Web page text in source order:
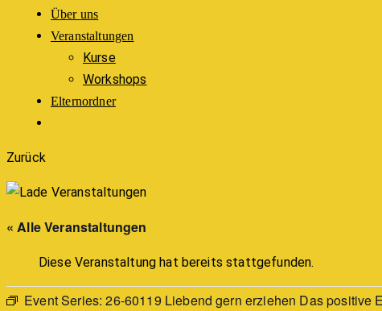
Über uns
Veranstaltungen
Kurse
Workshops
Elternordner
Zurück
« Alle Veranstaltungen
Diese Veranstaltung hat bereits stattgefunden.
Event Series:26-60119 Liebend gern erziehen Das positive